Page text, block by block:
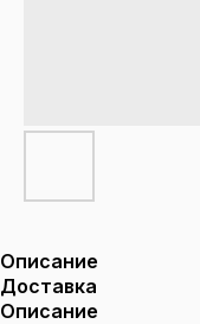
Описание
Доставка
Описание